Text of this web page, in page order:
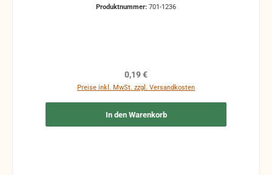
Produktnummer: 701-1236
Regulärer Preis:
0,19 €
Preise inkl. MwSt. zzgl. Versandkosten
In den Warenkorb